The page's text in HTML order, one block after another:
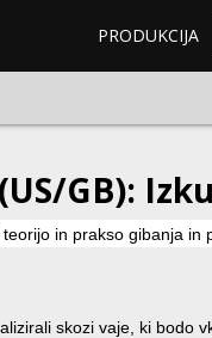
PRODUKCIJA
GB):
in prakso gibanja in
skozi vaje, ki bodo